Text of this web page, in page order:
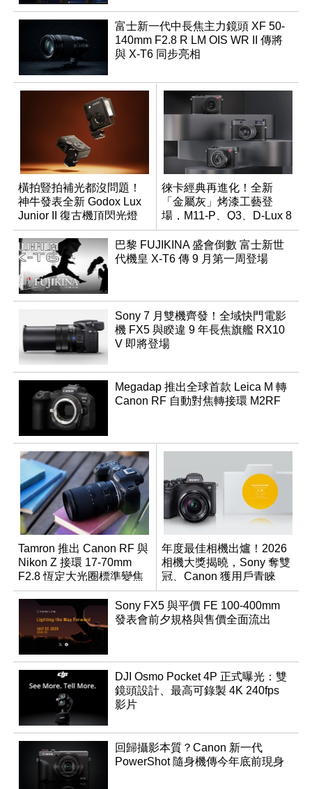
富士新一代中長焦主力鏡頭 XF 50-
140mm F2.8 R LM OIS WR II 傳將
與 X-T6 同步亮相
橫拍豎拍補光都沒問題！
神牛發表全新 Godox Lux
Junior II 復古機頂閃光燈
徠卡經典再進化！全新
「金屬灰」烤漆工藝登
場，M11-P、Q3、D-Lux 8
領銜換裝
巴黎 FUJIKINA 盛會倒數 富士新世
代機皇 X-T6 傳 9 月第一周登場
Sony 7 月雙機齊發！全域快門電影
機 FX5 與睽違 9 年長焦旗艦 RX10
V 即將登場
Megadap 推出全球首款 Leica M 轉
Canon RF 自動對焦轉接環 M2RF
Tamron 推出 Canon RF 與
Nikon Z 接環 17-70mm
F2.8 恆定大光圈標準變焦
鏡
年度最佳相機出爐！2026
相機大獎揭曉，Sony 奪雙
冠、Canon 獲用戶青睞
Sony FX5 與平價 FE 100-400mm
發表會前夕規格與售價全面流出
DJI Osmo Pocket 4P 正式曝光：雙
鏡頭設計、最高可錄製 4K 240fps
影片
回歸攝影本質？Canon 新一代
PowerShot 隨身機傳今年底前現身